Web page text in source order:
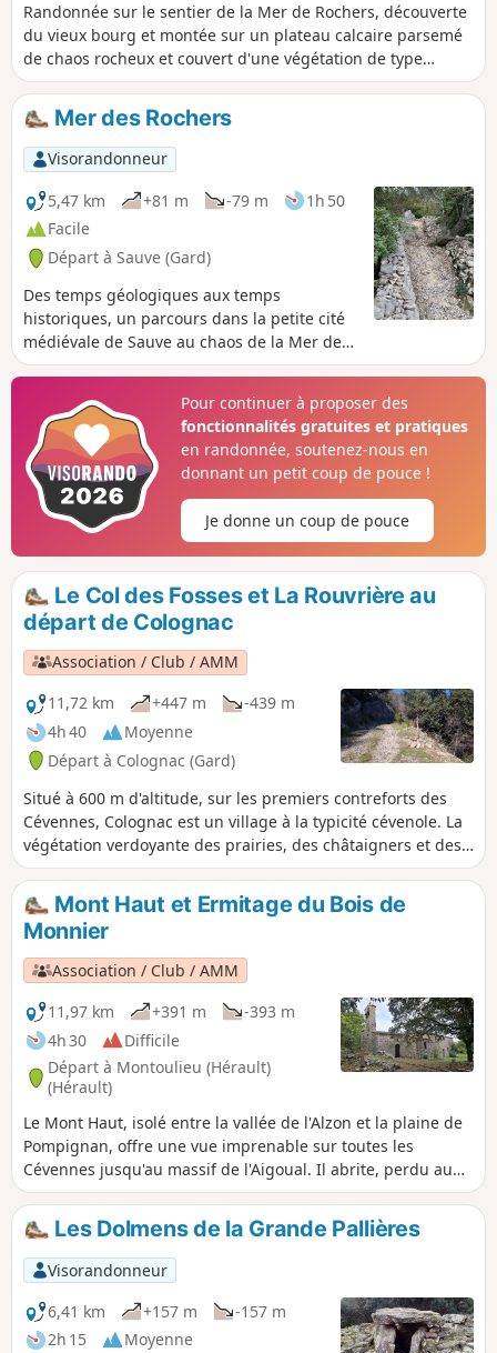
Randonnée sur le sentier de la Mer de Rochers, découverte
du vieux bourg et montée sur un plateau calcaire parsemé
de chaos rocheux et couvert d'une végétation de type
garrigue, qui offre quelques beaux points de vue. Aux
abords du village de Sauve, les hommes ont autrefois
cultivés des parcelles et une légende est née.
Mer des Rochers
Visorandonneur
5,47 km
+81 m -79 m
1h 50
Facile
Départ à Sauve (Gard)
Des temps géologiques aux temps
historiques, un parcours dans la petite cité
médiévale de Sauve au chaos de la Mer des
Rochers. Cette randonnée est susceptible
risque des incendies. Pensez à consulter la
carte.
Pour continuer à proposer des
fonctionnalités gratuites et pratiques
en randonnée, soutenez-nous en
donnant un petit coup de pouce !
Je donne un coup de pouce
Le Col des Fosses et La Rouvrière au
départ de Colognac
Association / Club / AMM
11,72 km
+447 m
-439 m
4h 40
Moyenne
Départ à Colognac (Gard)
Situé à 600 m d'altitude, sur les premiers contreforts des
Cévennes, Colognac est un village à la typicité cévenole. La
végétation verdoyante des prairies, des châtaigners et des
chênes, tranche avec l'aridité des garrigues. On est en
montagne. Du Col des Fosses (900 m) les points de vue
s'étendent, au Nord sur la vallée Borgne jusqu'à la Barre
des Cévennes, au Sud-Ouest sur le Viganais et au delà. Au
départ, le moulin de la Mouleyrette est une petite merveille.
Mont Haut et Ermitage du Bois de
Monnier
Association / Club / AMM
11,97 km
+391 m
-393 m
4h 30
Difficile
Départ à Montoulieu (Hérault)
(Hérault)
Le Mont Haut, isolé entre la vallée de l'Alzon et la plaine de
Pompignan, offre une vue imprenable sur toutes les
Cévennes jusqu'au massif de l'Aigoual. Il abrite, perdu au
milieu de ses bois d'yeuses, un ermitage, véritable havre de
paix.Les Dolmens de la Grande Pallières
Visorandonneur
6,41 km
+157 m
-157 m
2h 15
Moyenne